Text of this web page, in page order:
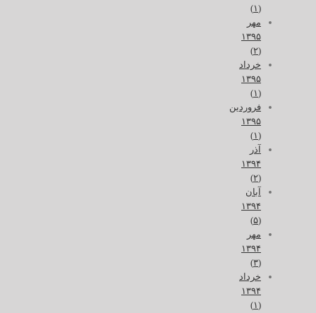
(۱)
مهر
۱۳۹۵
(۲)
خرداد
۱۳۹۵
(۱)
فروردین
۱۳۹۵
(۱)
آذر
۱۳۹۴
(۲)
آبان
۱۳۹۴
(۵)
مهر
۱۳۹۴
(۳)
خرداد
۱۳۹۴
(۱)